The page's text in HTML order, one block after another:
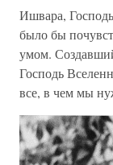
Ишвара,
было бы
умом.
Господь
все, в чем мы